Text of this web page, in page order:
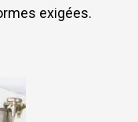
exigées.